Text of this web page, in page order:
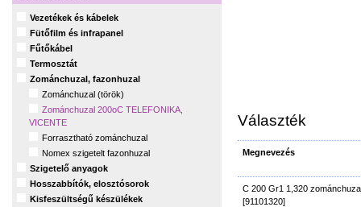
Választék
Megnevezés
C 200 Gr1 1,320
[91101320]
Vezetékek és kábelek
Fütőfilm és infrapanel
Fűtőkábel
Termosztát
Zománchuzal, fazonhuzal
Zománchuzal (török)
Zománchuzal 200oC TELEFONIKA,
VICENTE
Forrasztható zománchuzal
Nomex szigetelt fazonhuzal
Szigetelő anyagok
Hosszabbítók, elosztósorok
Kisfeszültségű készülékek